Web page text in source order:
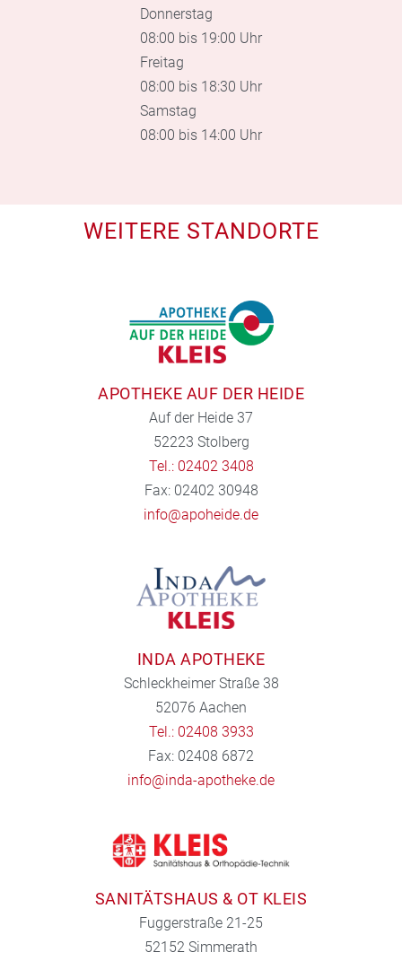
Donnerstag
08:00 bis 19:00 Uhr
Freitag
08:00 bis 18:30 Uhr
Samstag
08:00 bis 14:00 Uhr
WEITERE STANDORTE
APOTHEKE AUF DER HEIDE
Auf der Heide 37
52223 Stolberg
Tel.: 02402 3408
Fax: 02402 30948
info@apoheide.de
INDA APOTHEKE
Schleckheimer Straße 38
52076 Aachen
Tel.: 02408 3933
Fax: 02408 6872
info@inda-apotheke.de
SANITÄTSHAUS & OT KLEIS
Fuggerstraße 21-25
52152 Simmerath